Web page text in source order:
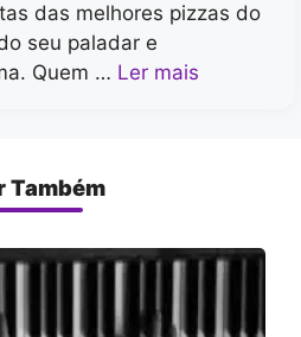
das melhores pizzas do
seu paladar e
Quem … Ler mais
Também